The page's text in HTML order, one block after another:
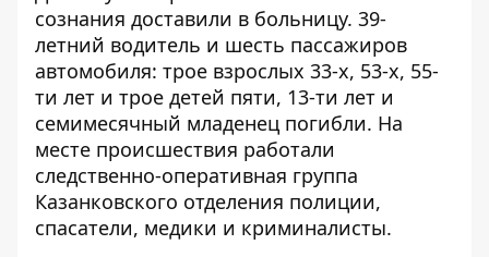
сознания доставили в больницу. 39-
летний водитель и шесть пассажиров
автомобиля: трое взрослых 33-х, 53-х, 55-
ти лет и трое детей пяти, 13-ти лет и
семимесячный младенец погибли. На
месте происшествия работали
следственно-оперативная группа
Казанковского отделения полиции,
спасатели, медики и криминалисты.